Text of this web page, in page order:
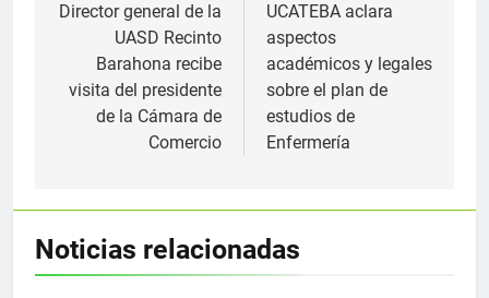
de
entradas
Director general de la
UASD Recinto
Barahona recibe
visita del presidente
de la Cámara de
Comercio
UCATEBA aclara
aspectos
académicos y legales
sobre el plan de
estudios de
Enfermería
Noticias relacionadas